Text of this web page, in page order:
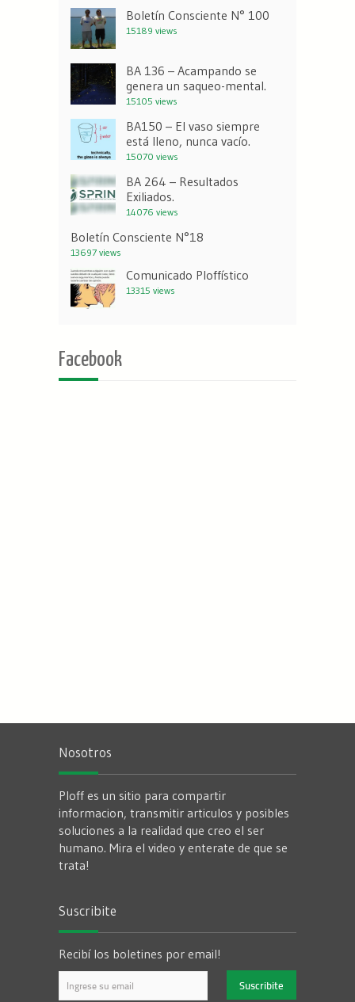
Boletín Consciente N° 100
15189 views
BA 136 – Acampando se
genera un saqueo-mental.
15105 views
BA150 – El vaso siempre
está lleno, nunca vacío.
15070 views
BA 264 – Resultados
Exiliados.
14076 views
Boletín Consciente N°18
13697 views
Comunicado Ploffístico
13315 views
Facebook
Nosotros
Ploff es un sitio para compartir
informacion, transmitir articulos y posibles
soluciones a la realidad que creo el ser
humano. Mira el video y enterate de que se
trata!
Suscribite
Recibí los boletines por email!